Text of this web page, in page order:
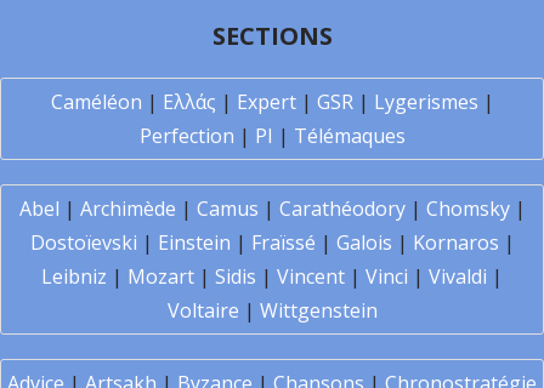
SECTIONS
Caméléon | Ελλάς | Expert| GSR| Lygerismes |
Perfection | PI | Télémaques
Abel | Archimède | Camus | Carathéodory| Chomsky|
Dostoïevski | Einstein | Fraïssé | Galois | Kornaros |
Leibniz | Mozart | Sidis | Vincent | Vinci | Vivaldi |
Voltaire | Wittgenstein